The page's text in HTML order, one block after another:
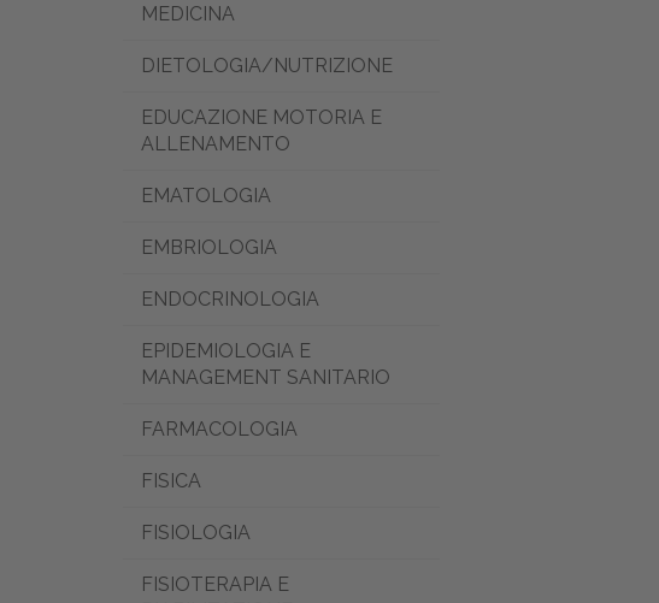
MEDICINA
DIETOLOGIA/NUTRIZIONE
EDUCAZIONE MOTORIA E
ALLENAMENTO
EMATOLOGIA
EMBRIOLOGIA
ENDOCRINOLOGIA
EPIDEMIOLOGIA E
MANAGEMENT SANITARIO
FARMACOLOGIA
FISICA
FISIOLOGIA
FISIOTERAPIA E